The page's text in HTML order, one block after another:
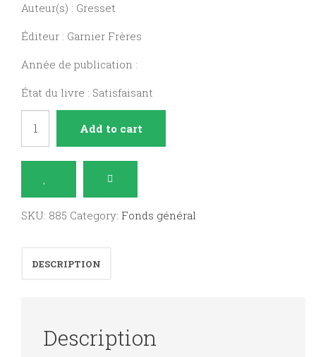
Auteur(s) : Gresset
Éditeur : Garnier Frères
Année de publication :
État du livre : Satisfaisant
de
Gresset
littéraire
harpe.
Add to cart
SKU: 885 Category: Fonds général
DESCRIPTION
Description